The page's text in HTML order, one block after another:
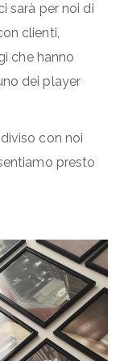
sarà per noi di
clienti,
che hanno
dei player
con noi
presto